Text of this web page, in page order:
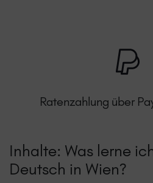
Ratenzahlung über
Inhalte: Was lerne
Deutsch in Wien?